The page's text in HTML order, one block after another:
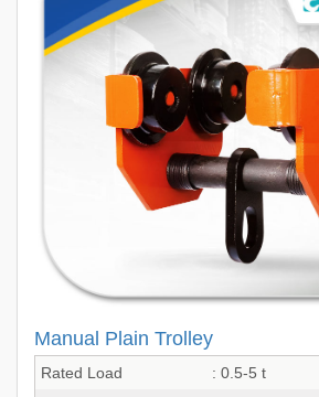
Manual Plain Trolley
Rated Load
: 0.5-5 t